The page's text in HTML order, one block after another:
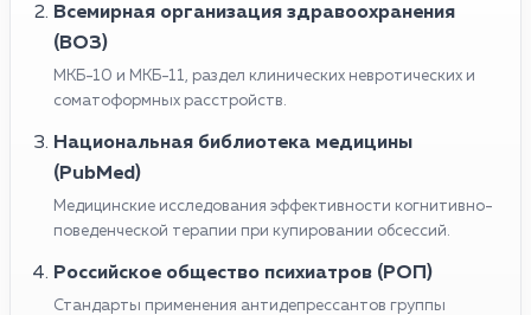
Всемирная организация здравоохранения
(ВОЗ)
МКБ-10 и МКБ-11, раздел клинических невротических и
соматоформных расстройств.
Национальная библиотека медицины
(PubMed)
Медицинские исследования эффективности когнитивно-
поведенческой терапии при купировании обсессий.
Российское общество психиатров (РОП)
Стандарты применения антидепрессантов группы